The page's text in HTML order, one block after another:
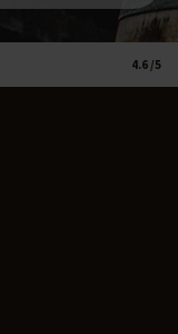
4.6 /5